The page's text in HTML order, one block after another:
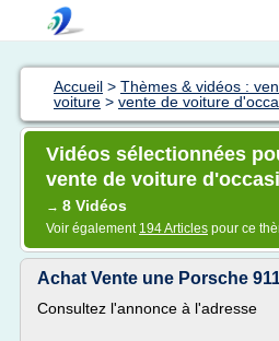
Accueil > Thèmes & vidéos :
voiture > vente de voiture
Vidéos sélectionnées
vente de voiture
→ 8 Vidéos
Voir également 194 Articles pour ce
Achat Vente une Porsche
Consultez l'annonce à l'adresse